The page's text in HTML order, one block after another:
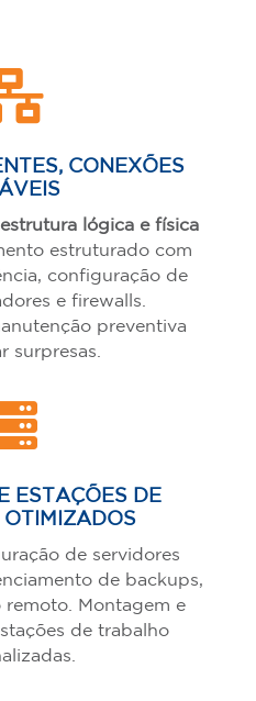
CONEXÕES
lógica e física
estruturado com
configuração de
e firewalls.
preventiva
surpresas.
ESTAÇÕES DE
OTIMIZADOS
de servidores
de backups,
remoto. Montagem e
de trabalho